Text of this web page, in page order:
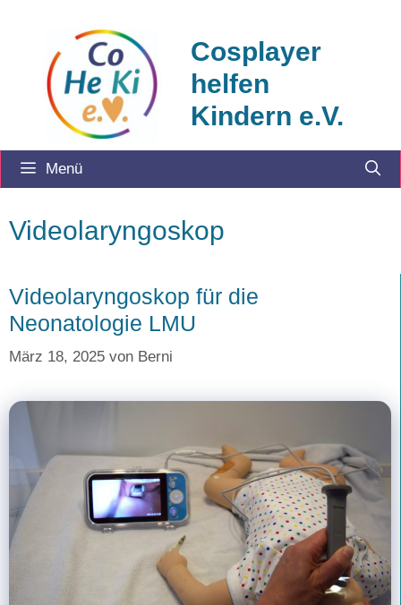
springen
Cosplayer
helfen
Kindern e.V.
Menü
Videolaryngoskop
Videolaryngoskop für die
Neonatologie LMU
März 18, 2025 von Berni